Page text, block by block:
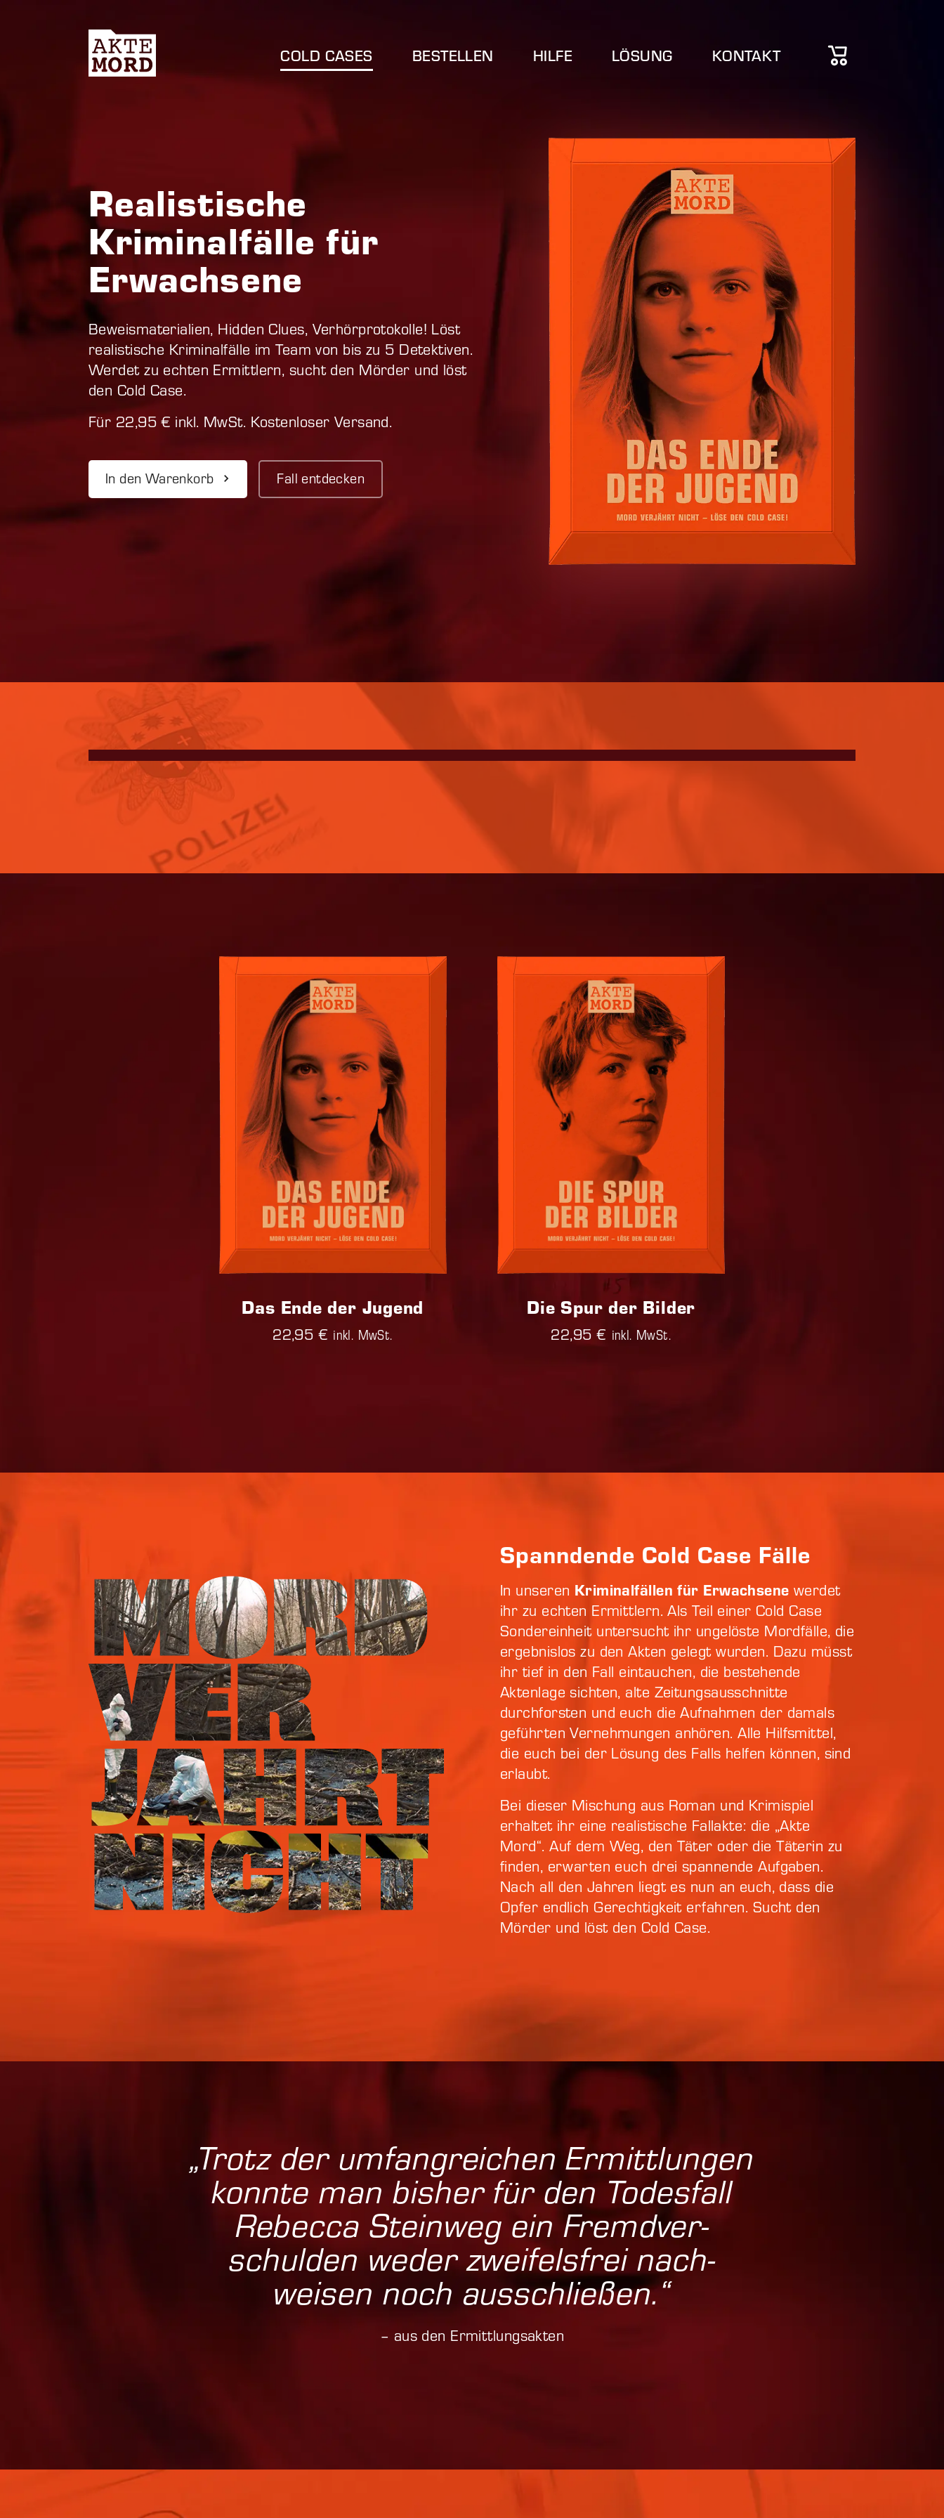
COLD CASES BESTELLEN HILFE LÖSUNG KONTAKT
Realistische
Kriminalfälle für
Erwachsene
Beweismaterialien, Hidden Clues, Verhörprotokolle! Löst
realistische Kriminalfälle im Team von bis zu 5 Detektiven.
Werdet zu echten Ermittlern, sucht den Mörder und löst
den Cold Case.
Für 22,95 € inkl. MwSt. Kostenloser Versand.
In den Warenkorb Fall entdecken
Das Ende der Jugend
22,95 € inkl. MwSt.
Die Spur der Bilder
22,95 € inkl. MwSt.
Spanndende Cold Case Fälle
In unseren Kriminalfällen für Erwachsene werdet
ihr zu echten Ermittlern. Als Teil einer Cold Case
Sondereinheit untersucht ihr ungelöste Mordfälle, die
ergebnislos zu den Akten gelegt wurden. Dazu müsst
ihr tief in den Fall eintauchen, die bestehende
Aktenlage sichten, alte Zeitungsausschnitte
durchforsten und euch die Aufnahmen der damals
geführten Vernehmungen anhören. Alle Hilfsmittel,
die euch bei der Lösung des Falls helfen können, sind
erlaubt.
Bei dieser Mischung aus Roman und Krimispiel
erhaltet ihr eine realistische Fallakte: die „Akte
Mord“. Auf dem Weg, den Täter oder die Täterin zu
finden, erwarten euch drei spannende Aufgaben.
Nach all den Jahren liegt es nun an euch, dass die
Opfer endlich Gerechtigkeit erfahren. Sucht den
Mörder und löst den Cold Case.
Trotz der umfang­reichen Ermitt­lungen
konnte man bisher für den Todes­fall
Rebecca Steinweg ein Fremd­ver­
schulden weder zweifels­frei nach­
weisen noch aus­schließen.
– aus den Ermittlungsakten